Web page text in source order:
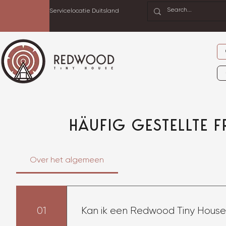
Servicelocatie Duitsland
HÄUFIG GESTELLTE
Over het algemeen
01 Kan ik een Redwood Tiny